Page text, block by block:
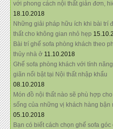
với phong cách nội thất giản đơn,
18.10.2018
Những giải pháp hữu ích khi bài trí
thất cho không gian nhỏ hẹp
Bài trí ghế sofa phòng khách theo
thủy nhà ở 11.10.2018
Ghế sofa phòng khách với tính
giãn nổi bật tại Nội thất nhập khẩu
08.10.2018
Món đồ nội thất nào sẽ phù hợp
sống của những vị khách hàng bận
05.10.2018
Bạn có biết cách chọn ghế sofa góc